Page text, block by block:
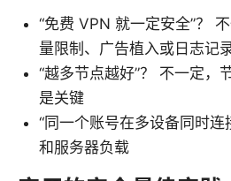
“免费 VPN 就一定安全”？
量限制、广告植入或日志记
“越多节点越好”？ 不一定，
是关键
“同一个账号在多设备同时连
和服务器负载